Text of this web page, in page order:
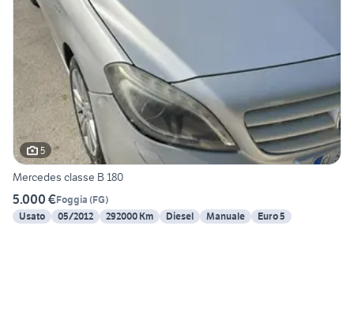
5
Mercedes classe B 180
5.000 €Foggia (FG)
Usato
05/2012 292000 Km Diesel Manuale Euro 5